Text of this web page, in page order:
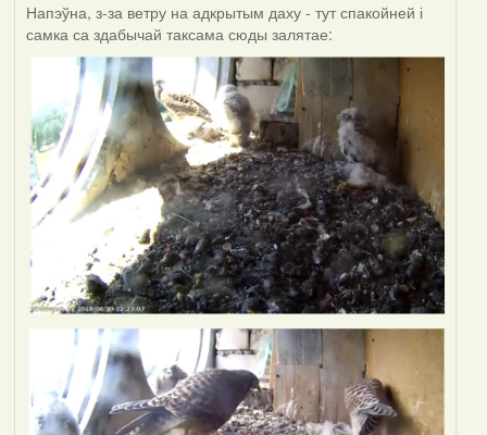
Напэўна, з-за ветру на адкрытым даху - тут спакойней і
самка са здабычай таксама сюды залятае: